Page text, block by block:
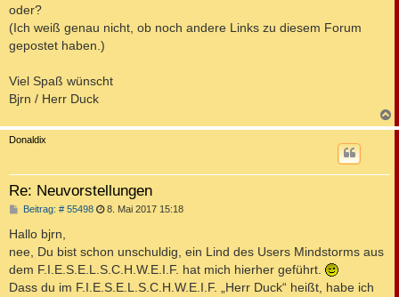
oder?
(Ich weiß genau nicht, ob noch andere Links zu diesem Forum
gepostet haben.)
Viel Spaß wünscht
Bjrn / Herr Duck
a
Donaldix
Re: Neuvorstellungen
Beitrag: # 55498B
r
g
8. Mai 2017 15:18
Hallo bjrn,
nee, Du bist schon unschuldig, ein Lind des Users Mindstorms aus
dem F.I.E.S.E.L.S.C.H.W.E.I.F. hat mich hierher geführt.
Dass du im F.I.E.S.E.L.S.C.H.W.E.I.F. „Herr Duck“ heißt, habe ich